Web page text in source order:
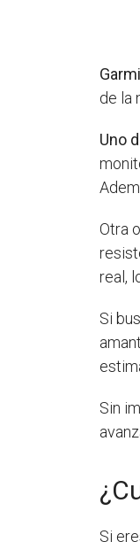
de la
Uno
Otra
real,
Si
Sin
Si